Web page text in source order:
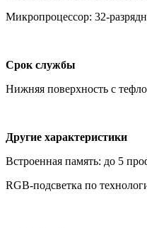
Микропроцессор: 32-
Срок службы
Нижняя поверхность с
Другие характеристики
Встроенная память: до 5
RGB-подсветка по